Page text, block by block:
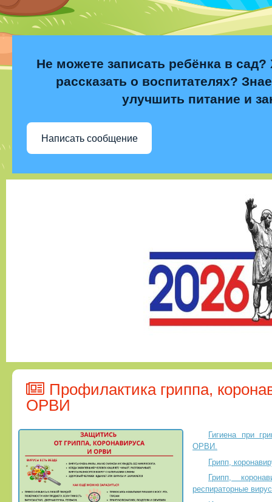
Не можете записать ребёнка в сад?
рассказать о воспитателях?
улучшить питание и
Написать сообщение
Профилактика гриппа,
ОРВИ
Гигиена при
ОРВИ.
Грипп,
Грипп,
респираторные